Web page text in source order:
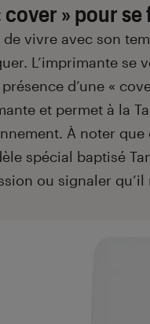
cover » pour
de vivre avec son
L’imprimante se
d’une «
et permet à la
À noter
spécial baptisé
ou signaler qu’il